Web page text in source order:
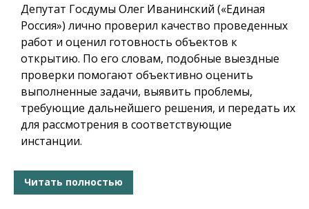
Депутат Госдумы Олег Иванинский («Единая
Россия») лично проверил качество проведенных
работ и оценил готовность объектов к
открытию. По его словам, подобные выездные
проверки помогают объективно оценить
выполненные задачи, выявить проблемы,
требующие дальнейшего решения, и передать их
для рассмотрения в соответствующие
инстанции.
Читать полностью